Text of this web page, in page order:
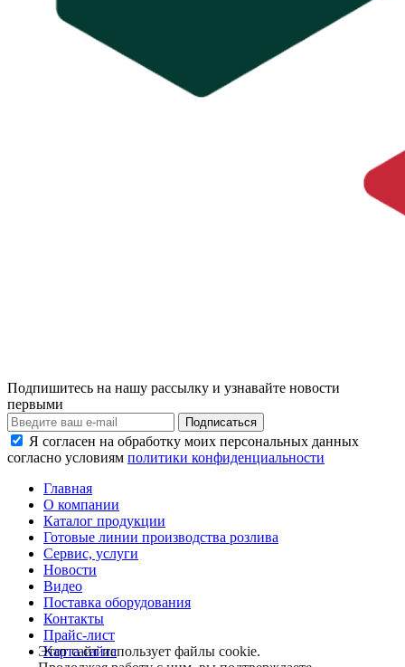
Подпишитесь на нашу рассылку и узнавайте новости
первыми
Я согласен на обработку моих персональных данных
согласно условиям политики конфиденциальности
Главная
О компании
Каталог продукции
Готовые линии производства розлива
Сервис, услуги
Новости
Видео
Поставка оборудования
Контакты
Прайс-лист
Карта сайта
Этот сайт использует файлы cookie.